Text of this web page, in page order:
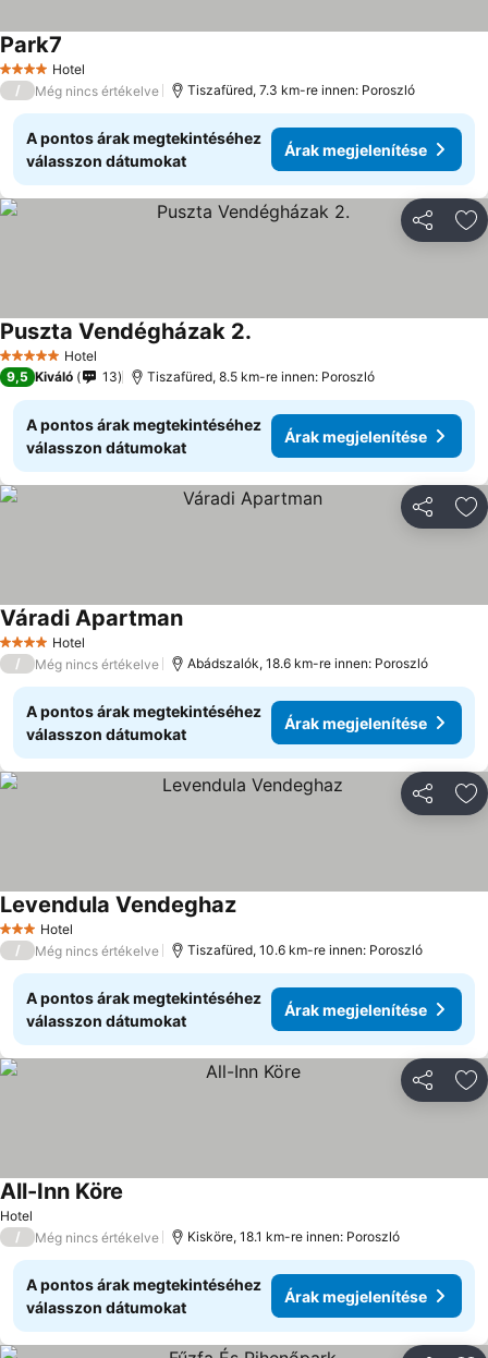
4 KategóriaHotel
Park7
/ Még nincs értékelve Tiszafüred, 7.3 km-re innen: Poroszló
A pontos árak megtekintéséhez
válasszon dátumokat
Árak megjelenítése
5 KategóriaHotel
Puszta Vendégházak 2.
9,5 Kiváló 13 Tiszafüred, 8.5 km-re innen: Poroszló
A pontos árak megtekintéséhez
válasszon dátumokat
Árak megjelenítése
4 KategóriaHotel
Váradi Apartman
/ Még nincs értékelve Abádszalók, 18.6 km-re innen: Poroszló
A pontos árak megtekintéséhez
válasszon dátumokat
Árak megjelenítése
3 Kategória
Hotel
Levendula Vendeghaz
/ Még nincs értékelve Tiszafüred, 10.6 km-re innen: Poroszló
A pontos árak megtekintéséhez
válasszon dátumokat
Árak megjelenítése
Hotel
All-Inn Köre
/ Még nincs értékelve Kisköre, 18.1 km-re innen: Poroszló
A pontos árak megtekintéséhez
válasszon dátumokat
Árak megjelenítése